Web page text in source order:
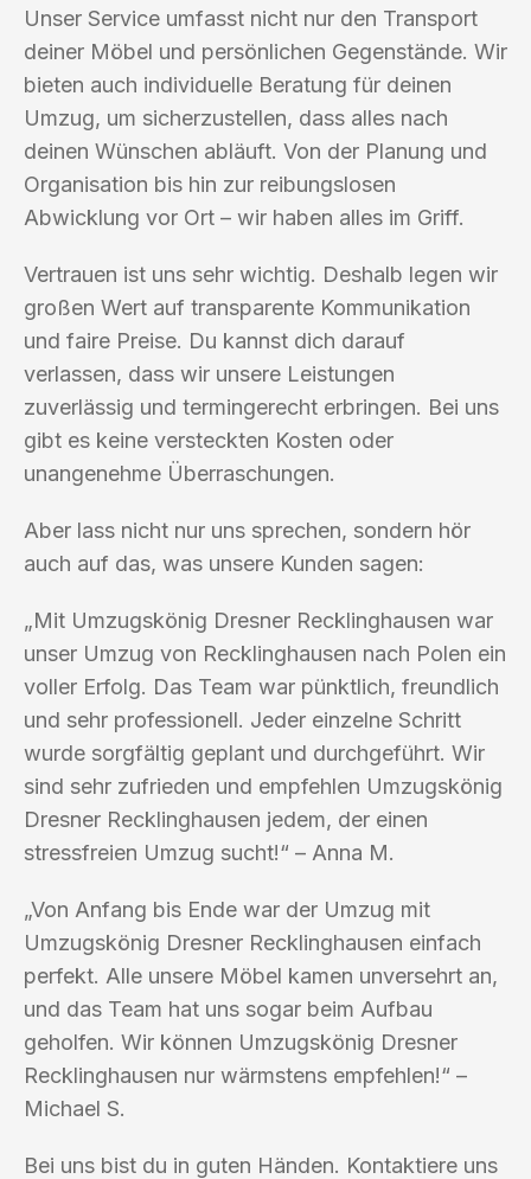
Unser Service umfasst nicht nur den Transport
deiner Möbel und persönlichen Gegenstände. Wir
bieten auch individuelle Beratung für deinen
Umzug, um sicherzustellen, dass alles nach
deinen Wünschen abläuft. Von der Planung und
Organisation bis hin zur reibungslosen
Abwicklung vor Ort – wir haben alles im Griff.
Vertrauen ist uns sehr wichtig. Deshalb legen wir
großen Wert auf transparente Kommunikation
und faire Preise. Du kannst dich darauf
verlassen, dass wir unsere Leistungen
zuverlässig und termingerecht erbringen. Bei uns
gibt es keine versteckten Kosten oder
unangenehme Überraschungen.
Aber lass nicht nur uns sprechen, sondern hör
auch auf das, was unsere Kunden sagen:
„Mit Umzugskönig Dresner Recklinghausen war
unser Umzug von Recklinghausen nach Polen ein
voller Erfolg. Das Team war pünktlich, freundlich
und sehr professionell. Jeder einzelne Schritt
wurde sorgfältig geplant und durchgeführt. Wir
sind sehr zufrieden und empfehlen Umzugskönig
Dresner Recklinghausen jedem, der einen
stressfreien Umzug sucht!“ – Anna M.
„Von Anfang bis Ende war der Umzug mit
Umzugskönig Dresner Recklinghausen einfach
perfekt. Alle unsere Möbel kamen unversehrt an,
und das Team hat uns sogar beim Aufbau
geholfen. Wir können Umzugskönig Dresner
Recklinghausen nur wärmstens empfehlen!“ –
Michael S.
Bei uns bist du in guten Händen. Kontaktiere uns